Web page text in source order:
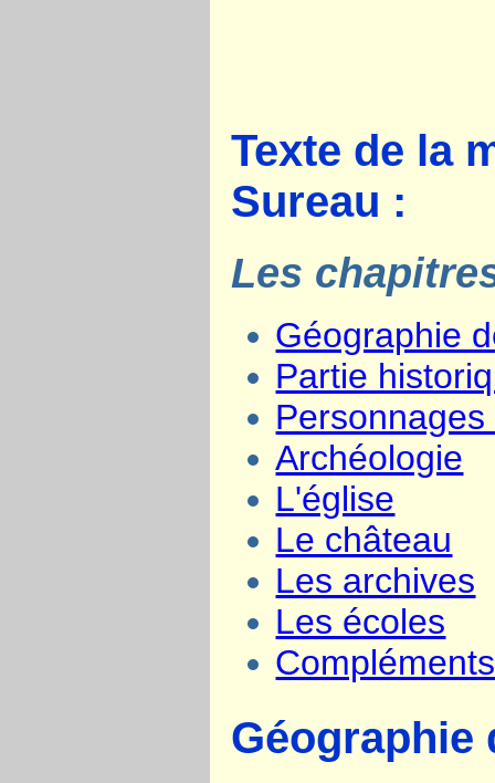
Texte de la
Sureau :
Les
Géographie
Partie
Archéologie
L'église
Le château
Les archives
Les écoles
Compléments
Géographie